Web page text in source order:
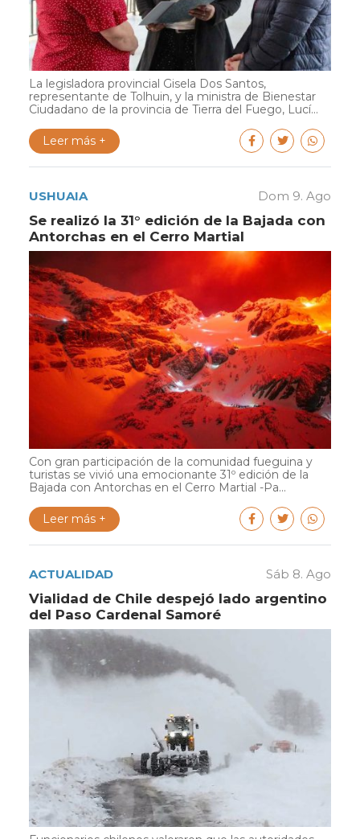
La legisladora provincial Gisela Dos Santos,
representante de Tolhuin, y la ministra de Bienestar
Ciudadano de la provincia de Tierra del Fuego, Lucí...
Leer más +
USHUAIA Dom 9. Ago
Se realizó la 31° edición de la Bajada con
Antorchas en el Cerro Martial
Con gran participación de la comunidad fueguina y
turistas se vivió una emocionante 31º edición de la
Bajada con Antorchas en el Cerro Martial -Pa...
Leer más +
ACTUALIDAD Sáb 8. Ago
Vialidad de Chile despejó lado argentino
del Paso Cardenal Samoré